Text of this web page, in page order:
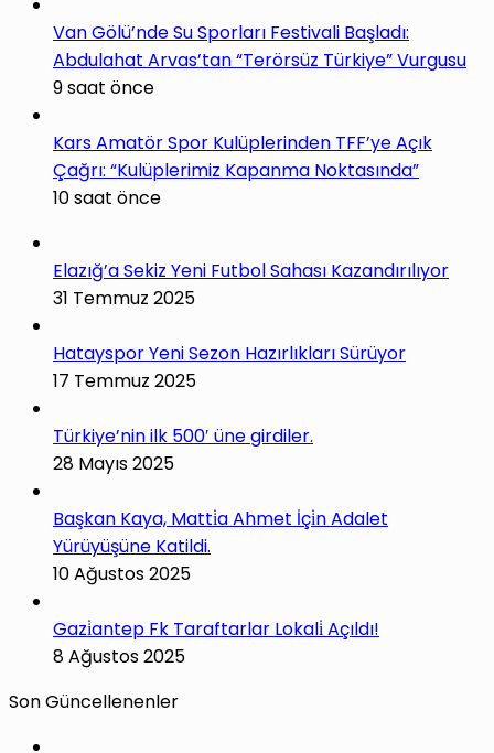
Van Gölü’nde Su Sporları Festivali Başladı:
Abdulahat Arvas’tan “Terörsüz Türkiye” Vurgusu
9 saat önce
Kars Amatör Spor Kulüplerinden TFF’ye Açık
Çağrı: “Kulüplerimiz Kapanma Noktasında”
10 saat önce
Elazığ’a Sekiz Yeni Futbol Sahası Kazandırılıyor
31 Temmuz 2025
Hatayspor Yeni Sezon Hazırlıkları Sürüyor
17 Temmuz 2025
Türkiye’nin ilk 500′ üne girdiler.
28 Mayıs 2025
Başkan Kaya, Matti̇a Ahmet İçi̇n Adalet
Yürüyüşüne Katildi.
10 Ağustos 2025
Gazi̇antep Fk Taraftarlar Lokali̇ Açıldı!
8 Ağustos 2025
Son Güncellenenler